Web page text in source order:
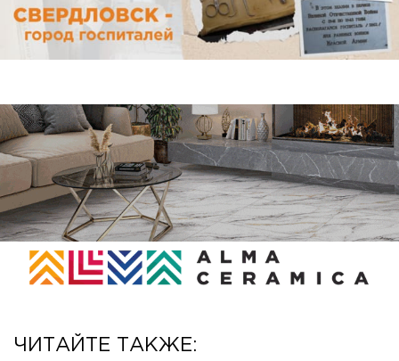
ЧИТАЙТЕ ТАКЖЕ: